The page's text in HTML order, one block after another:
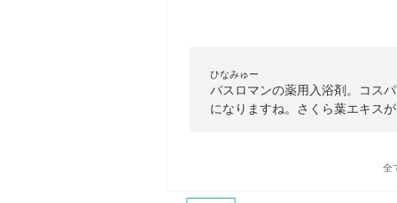
ひなみゅー
バスロマンの薬用入浴剤。コス
になりますね。さくら葉エキス
全